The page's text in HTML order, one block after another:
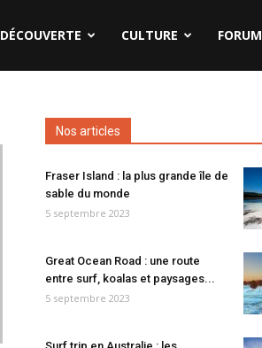
DÉCOUVERTE CULTURE FORUM
Nos articles
Fraser Island : la plus grande île de
sable du monde
5 septembre 2023
Great Ocean Road : une route
entre surf, koalas et paysages...
5 septembre 2023